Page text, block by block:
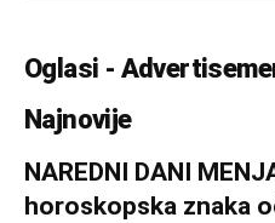
Oglasi -
Najnovije
NAREDNI DANI
horoskopska znaka